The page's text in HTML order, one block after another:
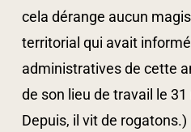
cela dérange aucun
territorial qui avait
administratives de cette
de son lieu de travail le
Depuis, il vit de rogatons.)